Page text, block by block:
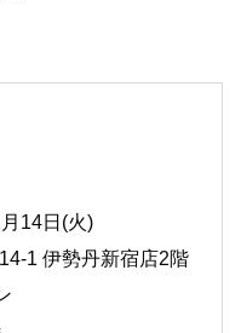
14日(火)
1 伊勢丹新宿店2階